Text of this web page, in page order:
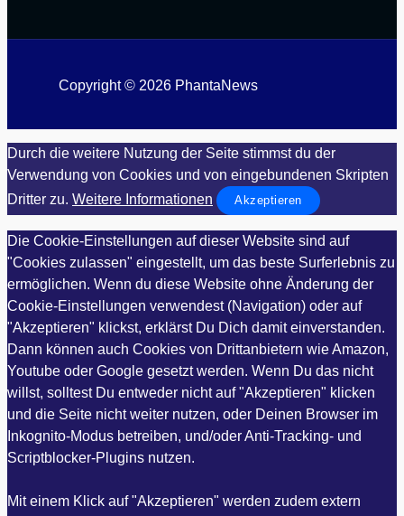
Copyright © 2026 PhantaNews
Durch die weitere Nutzung der Seite stimmst du der
Verwendung von Cookies und von eingebundenen Skripten
Dritter zu. Weitere Informationen Akzeptieren
Die Cookie-Einstellungen auf dieser Website sind auf
"Cookies zulassen" eingestellt, um das beste Surferlebnis zu
ermöglichen. Wenn du diese Website ohne Änderung der
Cookie-Einstellungen verwendest (Navigation) oder auf
"Akzeptieren" klickst, erklärst Du Dich damit einverstanden.
Dann können auch Cookies von Drittanbietern wie Amazon,
Youtube oder Google gesetzt werden. Wenn Du das nicht
willst, solltest Du entweder nicht auf "Akzeptieren" klicken
und die Seite nicht weiter nutzen, oder Deinen Browser im
Inkognito-Modus betreiben, und/oder Anti-Tracking- und
Scriptblocker-Plugins nutzen.
Mit einem Klick auf "Akzeptieren" werden zudem extern